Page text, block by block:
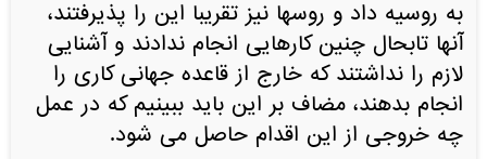
به روسیه داد و روسها نیز تقریبا این را پذیرفتند،
آنها تابحال چنین کارهایی انجام ندادند و آشنایی
لازم را نداشتند که خارج از قاعده جهانی کاری را
انجام بدهند، مضاف بر این باید ببینیم که در عمل
چه خروجی از این اقدام حاصل می شود.